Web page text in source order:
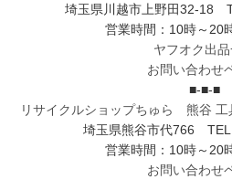
埼玉県川越市上野田32-18
営業時間：10時～20
ヤフオク出
お問い合わせ
■-■-■
リサイクルショップちゅら 熊谷 工
埼玉県熊谷市代766
営業時間：10時～20
お問い合わせ